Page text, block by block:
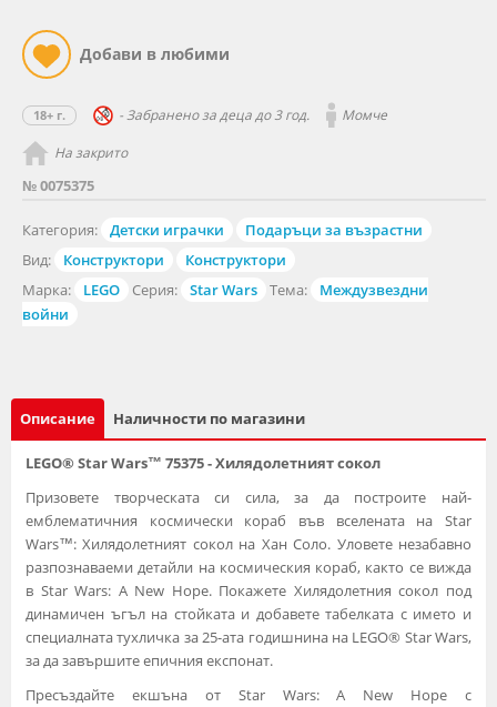
№ 0075375
Категория: Детски играчки
Подаръци за възрастни
Вид:
Конструктори
Конструктори
Марка:
LEGO Серия: Star Wars Тема:
Междузвездни
войни
18+ г. - Забранено за деца до 3 год. Момче
На закрито
Описание Наличности по магазини
LEGO® Star Wars™ 75375 - Хилядолетният сокол
Призовете творческата си сила, за да построите най-
емблематичния космически кораб във вселената на Star
Wars™: Хилядолетният сокол на Хан Соло. Уловете незабавно
разпознаваеми детайли на космическия кораб, както се вижда
в Star Wars: A New Hope. Покажете Хилядолетния сокол под
динамичен ъгъл на стойката и добавете табелката с името и
специалната тухличка за 25-ата годишнина на LEGO® Star Wars,
за да завършите епичния експонат.
Пресъздайте екшъна от Star Wars: A New Hope с